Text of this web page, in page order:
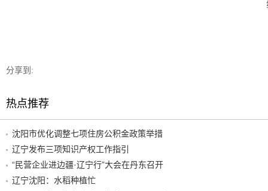
分享到:
热点推荐
沈阳市优化调整七项住房公积金政策举措
辽宁发布三项知识产权工作指引
“民营企业进边疆·辽宁行”大会在丹东召开
辽宁沈阳：水稻种植忙